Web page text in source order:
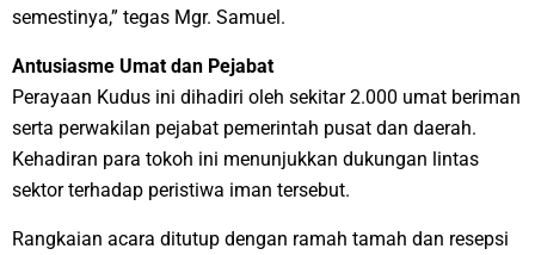
semestinya,” tegas Mgr. Samuel.
​Antusiasme Umat dan Pejabat
​Perayaan Kudus ini dihadiri oleh sekitar 2.000 umat beriman
serta perwakilan pejabat pemerintah pusat dan daerah.
Kehadiran para tokoh ini menunjukkan dukungan lintas
sektor terhadap peristiwa iman tersebut.
​Rangkaian acara ditutup dengan ramah tamah dan resepsi